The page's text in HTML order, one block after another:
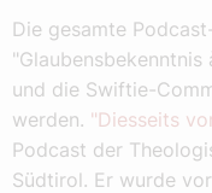
Die gesamte
und die Swiftie-
werden. "Diesseits
Podcast der
Südtirol. Er wurde